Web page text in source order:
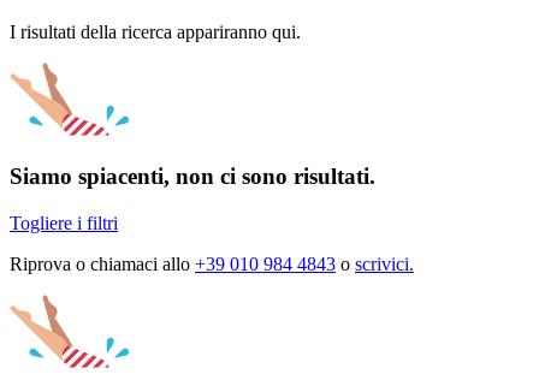
I risultati della ricerca appariranno qui.
Siamo spiacenti, non ci sono risultati.
Togliere i filtri
Riprova o chiamaci allo +39 010 984 4843 o scrivici.